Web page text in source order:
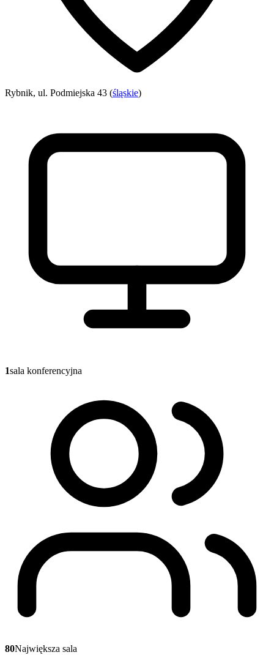
Rybnik, ul. Podmiejska 43 (śląskie)
1sala konferencyjna
80Największa sala